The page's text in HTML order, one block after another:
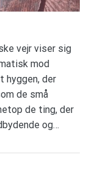
vejr viser sig
mod
hyggen, der
de små
de ting, der
og…